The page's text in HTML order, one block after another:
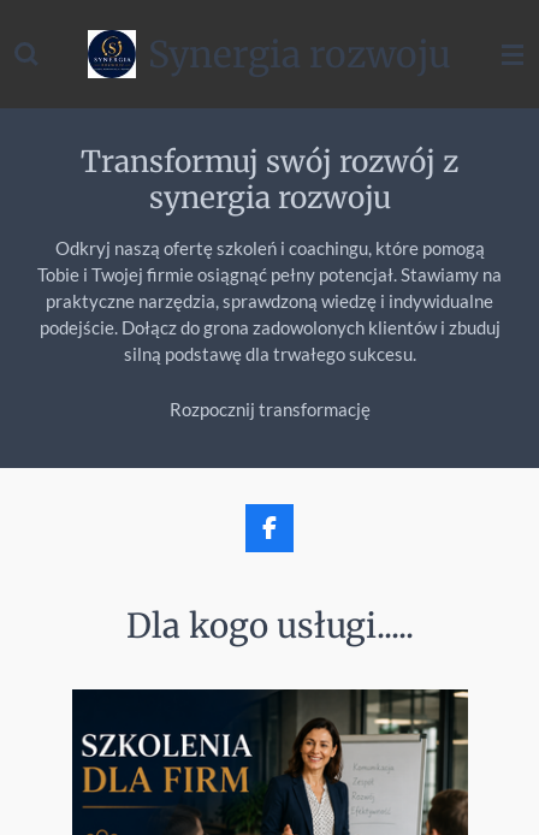
do
Synergia rozwoju
Transformuj swój rozwój z
synergia rozwoju
Odkryj naszą ofertę szkoleń i coachingu, które pomogą
Tobie i Twojej firmie osiągnąć pełny potencjał. Stawiamy na
praktyczne narzędzia, sprawdzoną wiedzę i indywidualne
podejście. Dołącz do grona zadowolonych klientów i zbuduj
silną podstawę dla trwałego sukcesu.
Rozpocznij transformację
F
a
b
k
Dla kogo usługi.....